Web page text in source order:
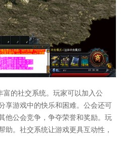
富的社交系统。玩家可以加入公
享游戏中的快乐和困难。公会还可
他公会竞争，争夺荣誉和奖励。玩
助。社交系统让游戏更具互动性，